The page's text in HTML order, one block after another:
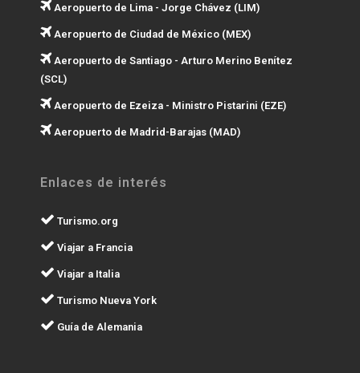
Aeropuerto de Lima - Jorge Chávez (LIM)
Aeropuerto de Ciudad de México (MEX)
Aeropuerto de Santiago - Arturo Merino Benítez
(SCL)
Aeropuerto de Ezeiza - Ministro Pistarini (EZE)
Aeropuerto de Madrid-Barajas (MAD)
Enlaces de interés
Turismo.org
Viajar a Francia
Viajar a Italia
Turismo Nueva York
Guía de Alemania